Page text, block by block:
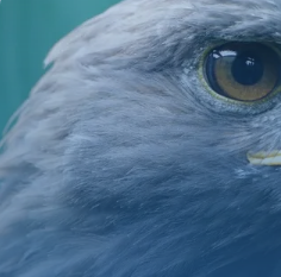
16 juillet 2026